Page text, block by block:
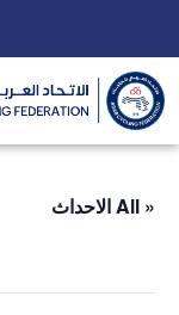
« All الاحداث